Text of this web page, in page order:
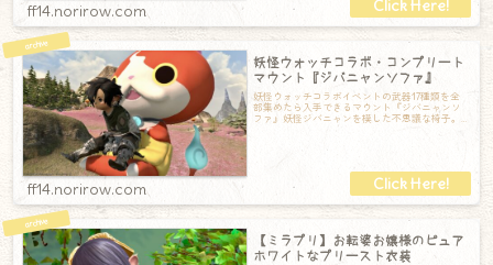
ff14.norirow.com
妖怪ウォッチコラボ・コンプリート
マウント『ジバニャンソファ』
妖怪ウォッチコラボイベントの武器17種類を全
部集めたら入手できるマウント『ジバニャンソ
ファ』妖怪ジバニャンを模した不思議な椅子。
モデルは地縛霊だが、なぜか空を飛ぶ。座り
ff14.norirow.com
【ミラプリ】お転婆お嬢様のピュア
ホワイトなプリースト衣装